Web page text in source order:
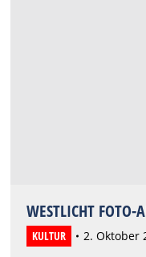
WESTLICHT
KULTUR 2. Oktober